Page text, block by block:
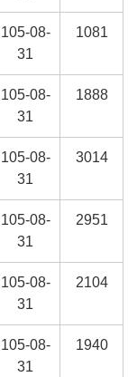
105-08-
31
1081
105-08-
31
1888
105-08-
31
3014
105-08-
31
2951
105-08-
31
2104
105-08-
31
1940